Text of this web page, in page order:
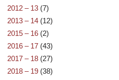
2012 – 13 (7)
2013 – 14 (12)
2015 – 16 (2)
2016 – 17 (43)
2017 – 18 (27)
2018 – 19 (38)